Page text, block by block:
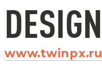
DESIGN
www.twinpx.ru